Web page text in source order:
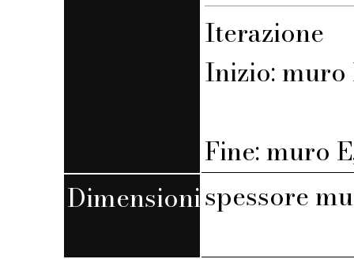
Iterazione
Inizio: muro
Fine: muro
Dimensionispessore